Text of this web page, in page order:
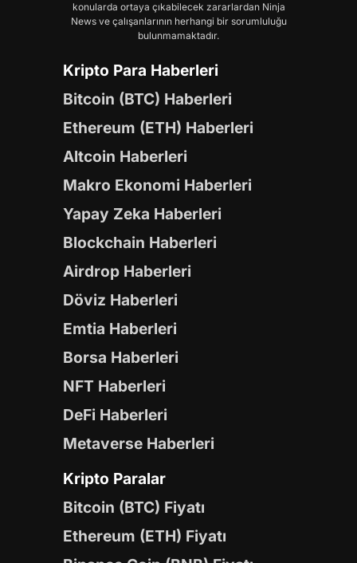
konularda ortaya çıkabilecek zararlardan Ninja
News ve çalışanlarının herhangi bir sorumluluğu
bulunmamaktadır.
Kripto Para Haberleri
Bitcoin (BTC) Haberleri
Ethereum (ETH) Haberleri
Altcoin Haberleri
Makro Ekonomi Haberleri
Yapay Zeka Haberleri
Blockchain Haberleri
Airdrop Haberleri
Döviz Haberleri
Emtia Haberleri
Borsa Haberleri
NFT Haberleri
DeFi Haberleri
Metaverse Haberleri
Kripto Paralar
Bitcoin (BTC) Fiyatı
Ethereum (ETH) Fiyatı